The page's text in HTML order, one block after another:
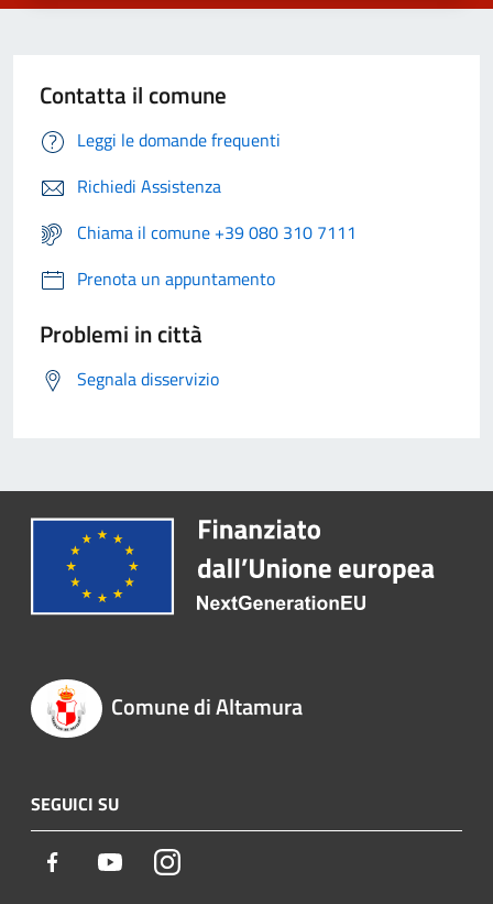
Contatta il comune
Leggi le domande frequenti
Richiedi Assistenza
Chiama il comune +39 080 310 7111
Prenota un appuntamento
Problemi in città
Segnala disservizio
Comune di Altamura
SEGUICI SU
Facebook YoutubeInstagram